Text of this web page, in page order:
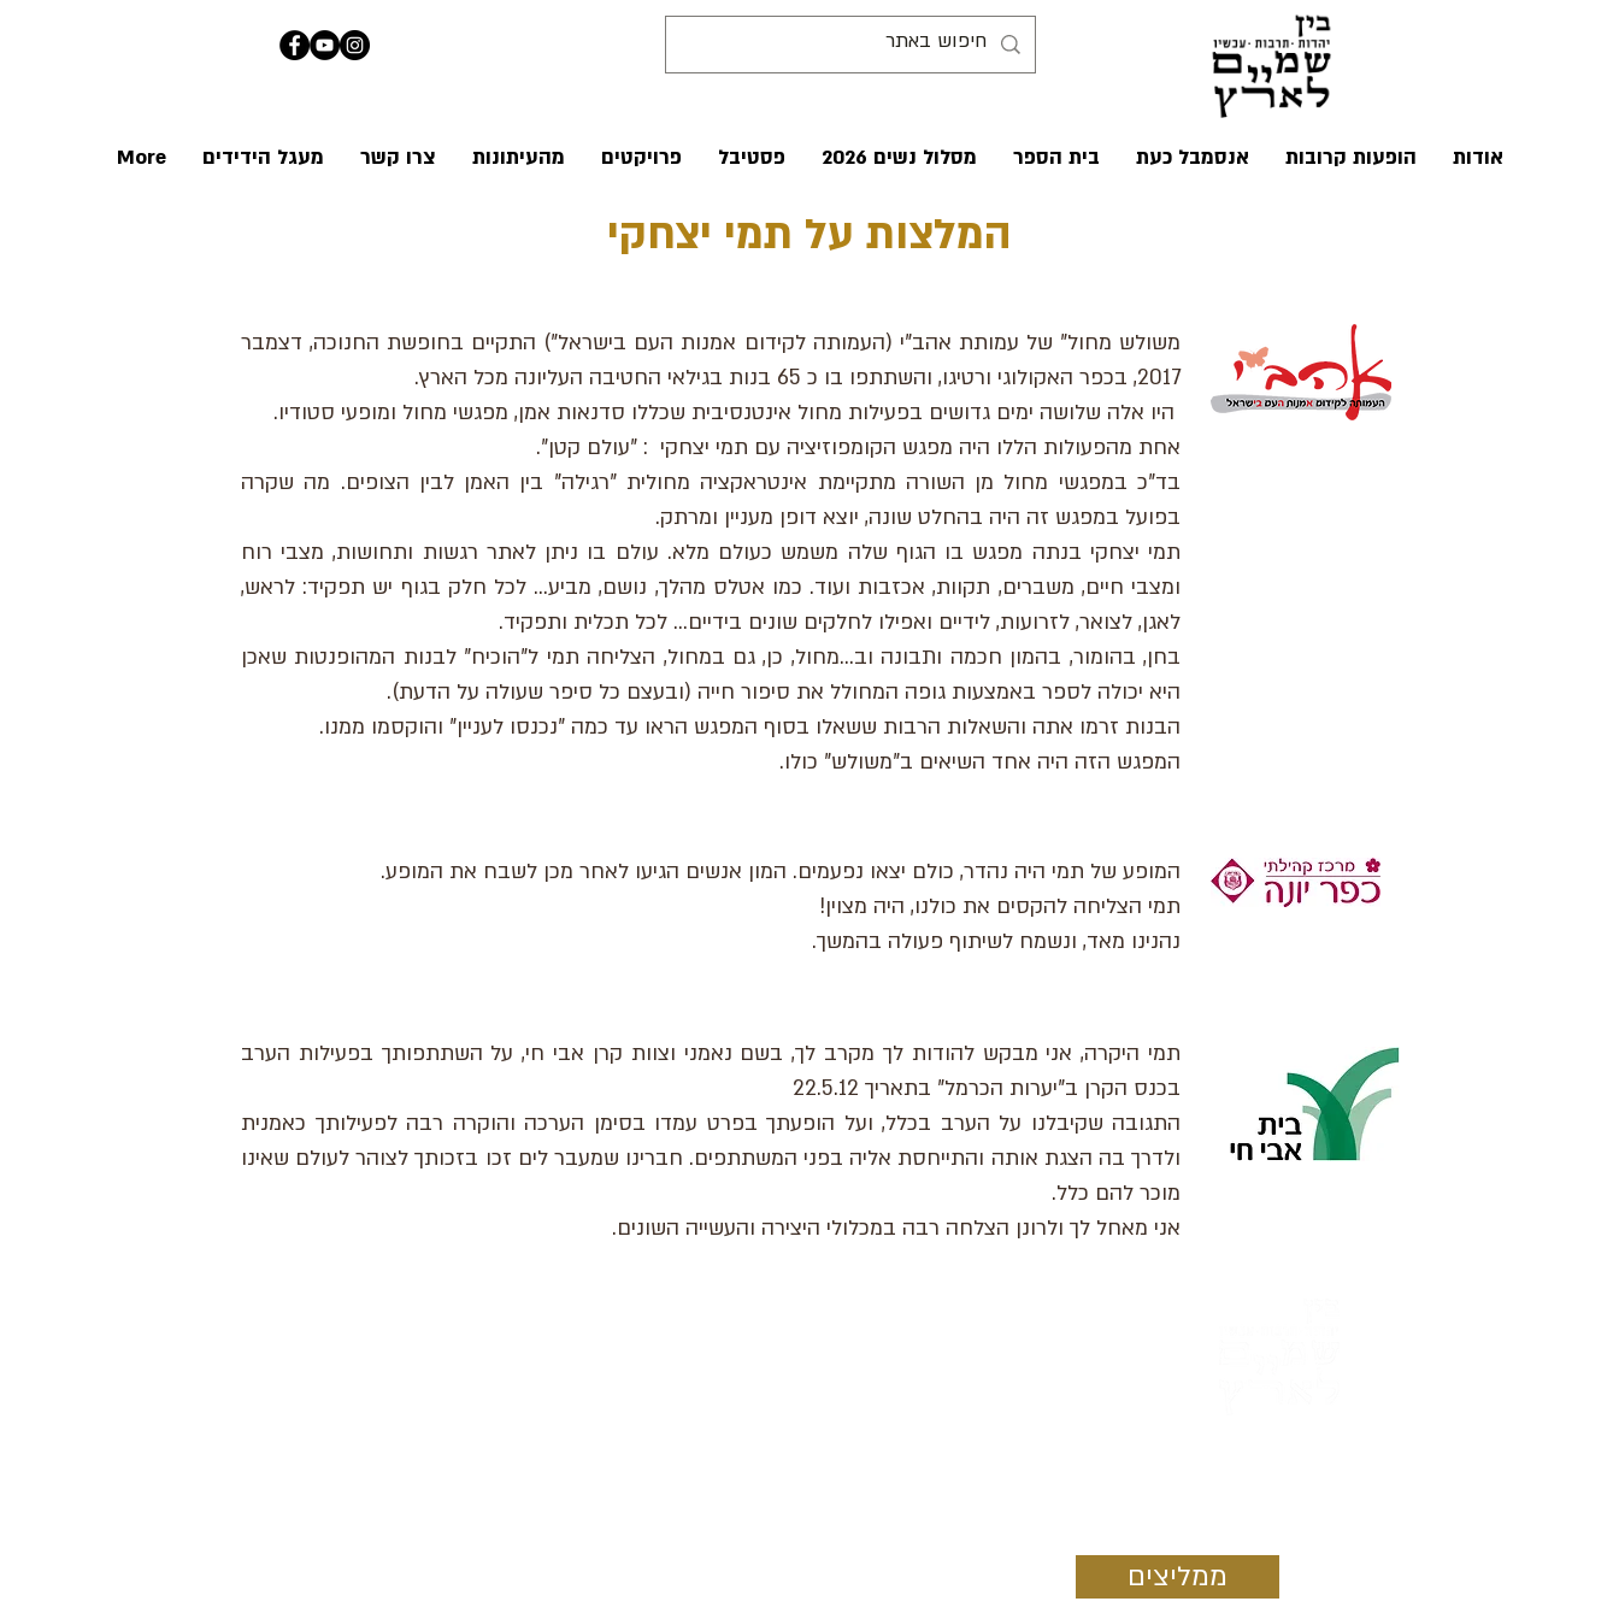
אודות הופעות קרובות אנסמבל כעת בית הספר מסלול נשים 2026 פסטיבל פרויקטים מהעיתונות צרו קשר מעגל הידידים More
המלצות על תמי יצחקי
משולש מחול" של עמותת אהב"י (העמותה לקידום אמנות העם בישראל") התקיים בחופשת החנוכה, דצמבר
2017, בכפר האקולוגי ורטיגו, והשתתפו בו כ 65 בנות בגילאי החטיבה העליונה מכל הארץ.
היו אלה שלושה ימים גדושים בפעילות מחול אינטנסיבית שכללו סדנאות אמן, מפגשי מחול ומופעי סטודיו.
אחת מהפעולות הללו היה מפגש הקומפוזיציה עם תמי יצחקי : "עולם קטן".
בד"כ במפגשי מחול מן השורה מתקיימת אינטראקציה מחולית "רגילה" בין האמן לבין הצופים. מה שקרה
בפועל במפגש זה היה בהחלט שונה, יוצא דופן מעניין ומרתק.
תמי יצחקי בנתה מפגש בו הגוף שלה משמש כעולם מלא. עולם בו ניתן לאתר רגשות ותחושות, מצבי רוח
ומצבי חיים, משברים, תקוות, אכזבות ועוד. כמו אטלס מהלך, נושם, מביע... לכל חלק בגוף יש תפקיד: לראש,
לאגן, לצואר, לזרועות, לידיים ואפילו לחלקים שונים בידיים... לכל תכלית ותפקיד.
בחן, בהומור, בהמון חכמה ותבונה וב...מחול, כן, גם במחול, הצליחה תמי ל"הוכיח" לבנות המהופנטות שאכן
היא יכולה לספר באמצעות גופה המחולל את סיפור חייה (ובעצם כל סיפר שעולה על הדעת).
הבנות זרמו אתה והשאלות הרבות ששאלו בסוף המפגש הראו עד כמה "נכנסו לעניין" והוקסמו ממנו.
המפגש הזה היה אחד השיאים ב"משולש" כולו.
המופע של תמי היה נהדר, כולם יצאו נפעמים. המון אנשים הגיעו לאחר מכן לשבח את המופע.
תמי הצליחה להקסים את כולנו, היה מצוין!
נהנינו מאד, ונשמח לשיתוף פעולה בהמשך.
תמי היקרה, אני מבקש להודות לך מקרב לך, בשם נאמני וצוות קרן אבי חי, על השתתפותך בפעילות הערב
בכנס הקרן ב"יערות הכרמל" בתאריך 22.5.12
התגובה שקיבלנו על הערב בכלל, ועל הופעתך בפרט עמדו בסימן הערכה והוקרה רבה לפעילותך כאמנית
ולדרך בה הצגת אותה והתייחסת אליה בפני המשתתפים. חברינו שמעבר לים זכו בזכותך לצוהר לעולם שאינו
מוכר להם כלל.
אני מאחל לך ולרונן הצלחה רבה במכלולי היצירה והעשייה השונים.
ממליצים